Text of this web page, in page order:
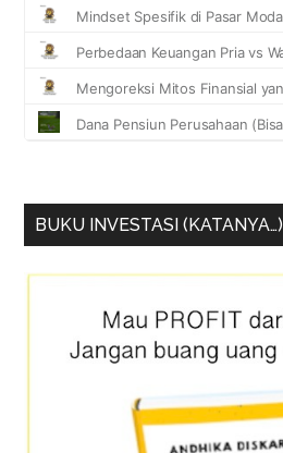
BUKU INVESTASI (KATANYA…)